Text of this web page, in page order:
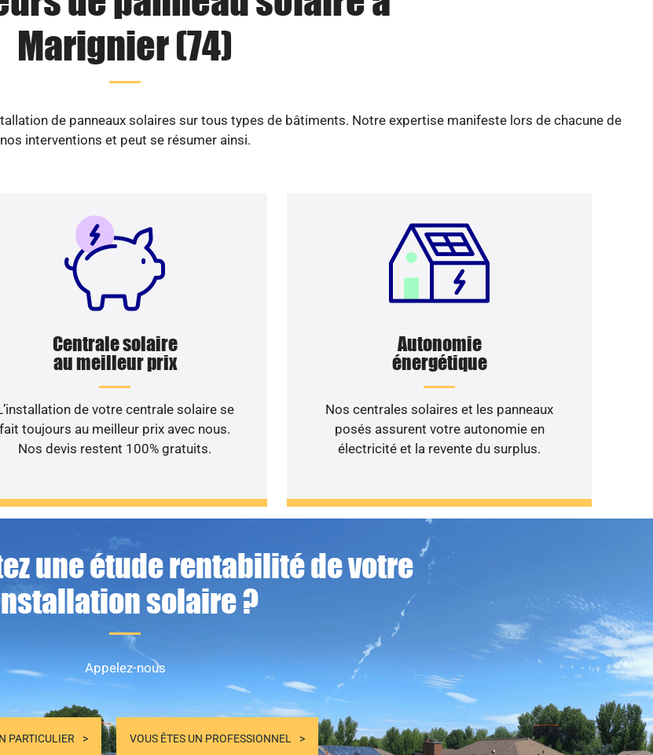
Marignier (74)
de panneaux solaires sur tous types de bâtiments. Notre expertise manifeste lors de chacune de
nos interventions et peut se résumer ainsi.
Centrale solaire
au meilleur prix
de votre centrale solaire se
fait toujours au meilleur prix avec nous.
Nos devis restent 100% gratuits.
Autonomie
énergétique
Nos centrales solaires et les panneaux
posés assurent votre autonomie en
électricité et la revente du surplus.
une étude rentabilité de votre
solaire ?
Appelez-nous
PARTICULIER VOUS ÊTES UN PROFESSIONNEL